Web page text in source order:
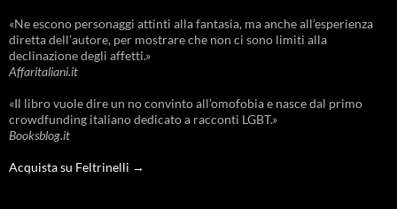
«Ne escono personaggi attinti alla fantasia, ma anche all’esperienza
diretta dell’autore, per mostrare che non ci sono limiti alla
declinazione degli affetti.»
Affaritaliani.it
«Il libro vuole dire un no convinto all’omofobia e nasce dal primo
crowdfunding italiano dedicato a racconti LGBT.»
Booksblog.it
Acquista su Feltrinelli →